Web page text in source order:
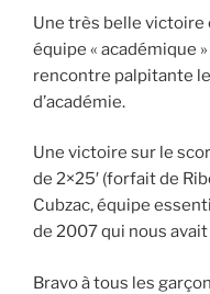
Une très belle victoire
équipe « académique
rencontre palpitante
d’académie.
Une victoire sur le
de 2×25′ (forfait de
Cubzac, équipe
de 2007 qui nous
Bravo à tous les